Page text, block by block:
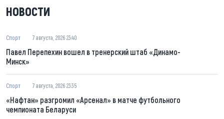
НОВОСТИ
Спорт 7 августа, 2026 23:40
Павел Перепехин вошел в тренерский штаб «Динамо-
Минск»
Спорт 7 августа, 2026 23:35
«Нафтан» разгромил «Арсенал» в матче футбольного
чемпионата Беларуси